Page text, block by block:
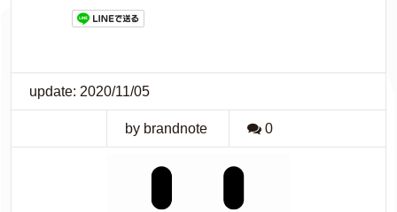
update: 2020/11/05
by brandnote 0